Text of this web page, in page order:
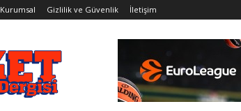
Kurumsal Gizlilik ve Güvenlik İletişim